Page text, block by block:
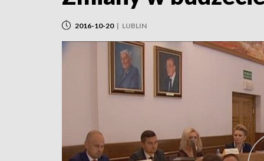
2016-10-20 | LUBLIN